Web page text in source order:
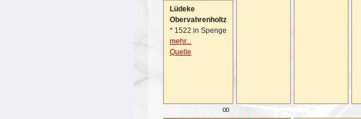
Lüdeke
Obervahrenholtz
* 1522 in Spenge
mehr...
Quelle
oo